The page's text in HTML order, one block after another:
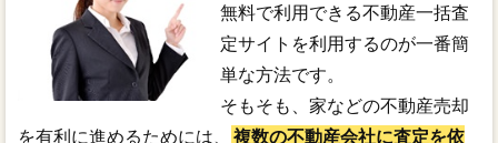
無料で利用できる不動産一括査
定サイトを利用するのが一番簡
単な方法です。
そもそも、家などの不動産売却
を有利に進めるためには、
複数の不動産会社に査定を依